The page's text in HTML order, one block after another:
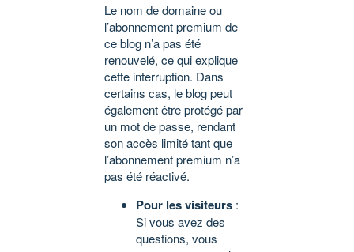
Le nom de domaine ou
l’abonnement premium de
ce blog n’a pas été
renouvelé, ce qui explique
cette interruption. Dans
certains cas, le blog peut
également être protégé par
un mot de passe, rendant
son accès limité tant que
l’abonnement premium n’a
pas été réactivé.
Pour les visiteurs :
Si vous avez des
questions, vous